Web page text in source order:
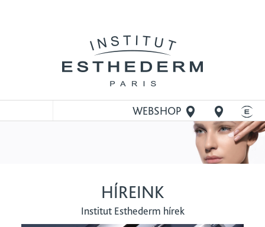
WEBSHOP
HÍREINK
Institut Esthederm hírek